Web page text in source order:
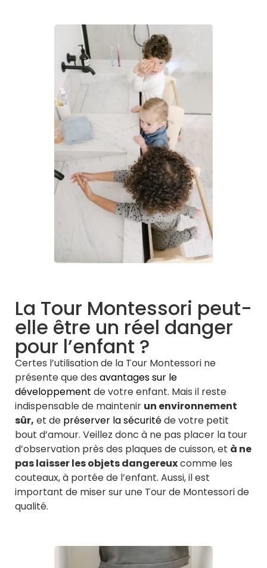
La Tour Montessori peut-
elle être un réel danger
pour l’enfant ?
Certes l’utilisation de la Tour Montessori ne
présente que des avantages sur le
développement de votre enfant. Mais il reste
indispensable de maintenir un environnement
sûr, et de préserver la sécuritéde votre petit
bout d’amour. Veillez donc à ne pas placer la tour
d’observation près des plaques de cuisson, et à ne
pas laisser les objets dangereuxcomme les
couteaux, à portée de l’enfant. Aussi, il est
important de miser sur une Tour de Montessori de
qualité.